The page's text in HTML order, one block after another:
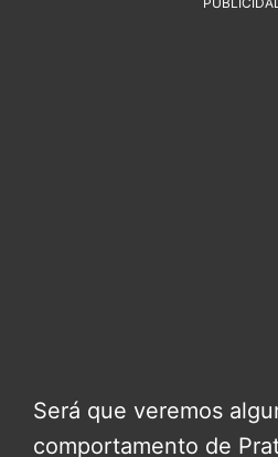
Será que veremos
comportamento de